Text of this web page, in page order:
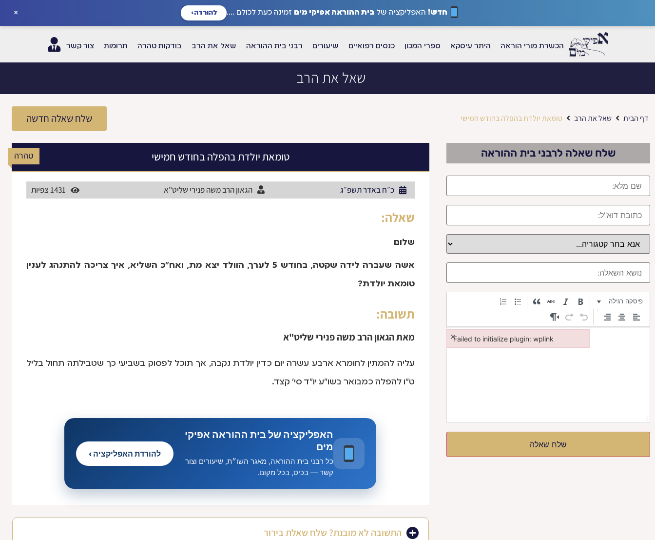
חדש! האפליקציה של בית ההוראה אפיקי מים זמינה כעת לכולם .... להורדה›
×
הכשרת מורי הוראה היתר עיסקא ספרי המכון כנסים רפואיים שיעורים רבני בית ההוראה שאל את הרב בודקות טהרה תרומות צור קשר
שאל את הרב
דף הבית שאל את הרב טומאת יולדת בהפלה בחודש חמישי שלח שאלה חדשה
שלח שאלה לרבני בית ההוראה
פיסקה רגילה
שלח שאלה
טהרה טומאת יולדת בהפלה בחודש חמישי
כ״ח באדר תשפ״ג הגאון הרב משה פנירי שליט"א 1431 צפיות
שאלה:
שלום
אשה שעברה לידה שקטה, בחודש 5 לערך, הוולד יצא מת, ואח"כ השליא, איך צריכה להתנהג לענין
טומאת יולדת?
תשובה:
מאתהגאון הרב משה פנירי שליט"א
עליה להמתין לחומרא ארבע עשרה יום כדין יולדת נקבה, אך תוכל לפסוק בשביעי כך שטבילתה תחול בליל
ט"ו להפלה כמבואר בשו"ע יו"ד סי' קצד.
האפליקציה של בית ההוראה אפיקי
מים
כל רבני בית ההוראה, מאגר השו״ת, שיעורים וצור
קשר — בכיס, בכל מקום.
להורדת האפליקציה ›
התשובה לא מובנת? שלח שאלת בירור
Failed to initialize plugin: wplink
×
Failed to initialize plugin: wplink